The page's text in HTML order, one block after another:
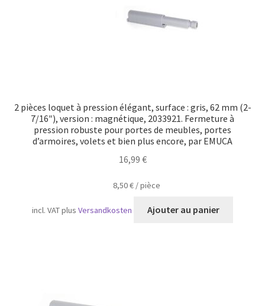
2 pièces loquet à pression élégant, surface : gris, 62 mm (2-
7/16″), version : magnétique, 2033921. Fermeture à
pression robuste pour portes de meubles, portes
d’armoires, volets et bien plus encore, par EMUCA
16,99 €
8,50€ /pièce
incl. VATplusVersandkosten Ajouter au panier